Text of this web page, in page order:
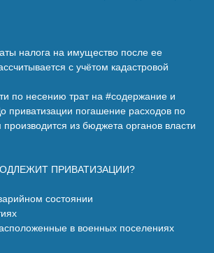
налога на имущество после ее
с учётом кадастровой
по несению трат на #содержание и
приватизации погашение расходов по
из бюджета органов власти
ПРИВАТИЗАЦИИ?
состоянии
в военных поселениях